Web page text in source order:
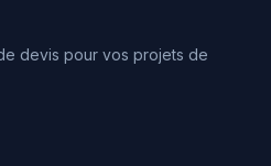
devis pour vos projets de